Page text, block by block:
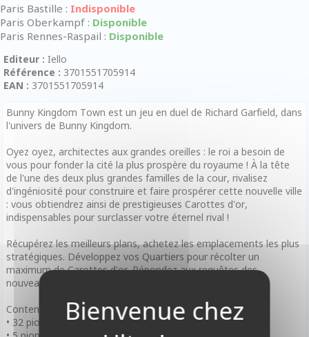
Paris Bastille : Indisponible
Paris Oberkampf : Disponible
Paris Rennes-Raspail : Disponible
Editeur : Iello
Référence : 3701551705914
EAN : 3701551705914
Bunny Kingdom Town est un jeu en duel de Richard Garfield, dans
l'univers de Bunny Kingdom.
Oyez oyez, architectes aux grandes oreilles : le roi a besoin de
vous pour fonder la cité la plus prospère du royaume ! À la tête
de l'une des deux plus grandes familles de la cour, rivalisez
d'ingéniosité pour construire et faire prospérer cette nouvelle ville
: vous obtiendrez ainsi de prestigieuses Carottes d'or,
indispensables pour surclasser votre éternel rival !
Récupérez les meilleurs plans, achetez les emplacements les plus
stratégiques. Développez vos Quartiers pour récolter un
maximum de Carottes d'or. Répondez aux requêtes des
nouveaux habitants et faites resplendir votre renommée !
Contenu :
• 32 pions Lapin